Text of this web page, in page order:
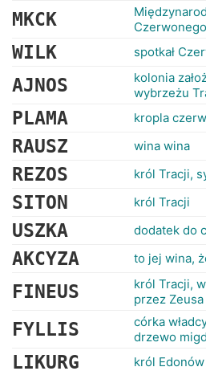
MKCK
WILK spotkał
AJNOS
kolonia
wybrzeżu
PLAMA kropla
RAUSZ wina wina
REZOS król Tracji,
SITON król Tracji
USZKA dodatek do
AKCYZA to jej wina,
FINEUS
król Tracji,
przez Zeusa
FYLLIS
córka
drzewo
LIKURG król